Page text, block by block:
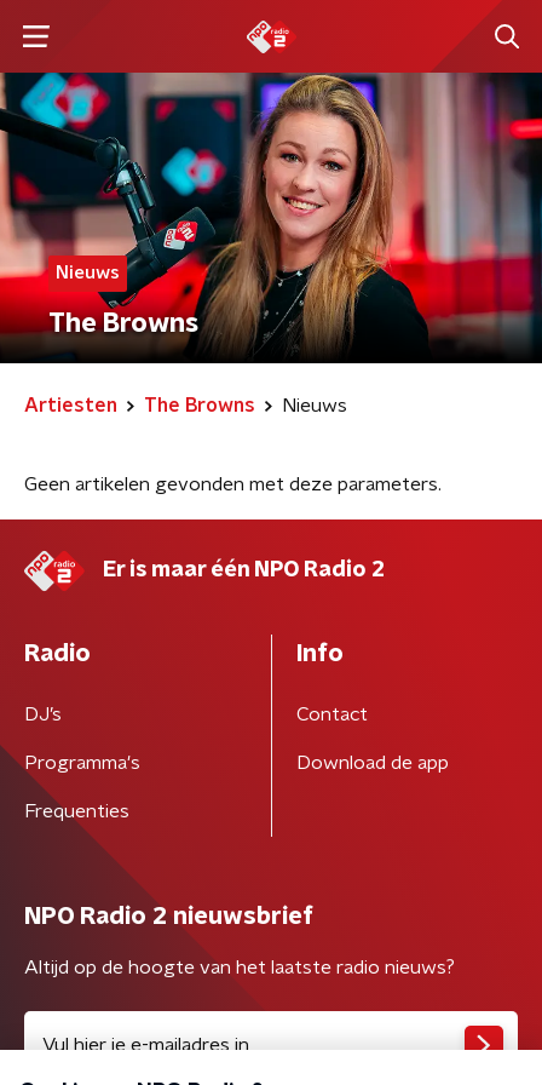
Nieuws
The Browns
Artiesten The Browns Nieuws
Geen artikelen gevonden met deze parameters.
Er is maar één NPO Radio 2
Radio
DJ’s
Programma's
Frequenties
Info
Contact
Download de app
NPO Radio 2 nieuwsbrief
Altijd op de hoogte van het laatste radio nieuws?